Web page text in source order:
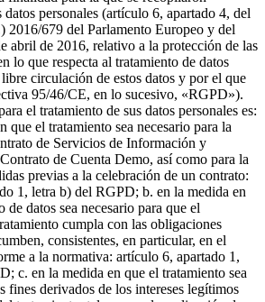
personales (artículo 6, apartado 4, del
2016/679 del Parlamento Europeo y del
abril de 2016, relativo a la protección de las
lo que respecta al tratamiento de datos
circulación de estos datos y por el que
95/46/CE, en lo sucesivo, «RGPD»).
el tratamiento de sus datos personales es:
que el tratamiento sea necesario para la
de Servicios de Información y
de Cuenta Demo, así como para la
previas a la celebración de un contrato:
1, letra b) del RGPD; b. en la medida en
de datos sea necesario para que el
cumpla con las obligaciones
consistentes, en particular, en el
a la normativa: artículo 6, apartado 1,
c. en la medida en que el tratamiento sea
fines derivados de los intereses legítimos